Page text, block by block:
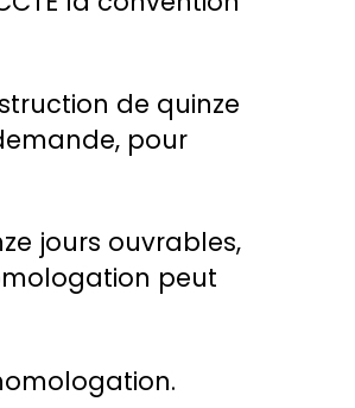
de quinze
pour
jours ouvrables,
peut